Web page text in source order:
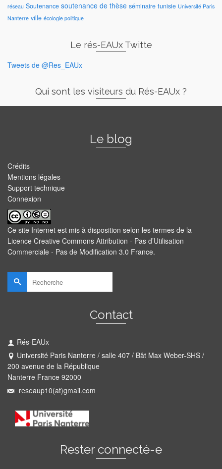
réseau Soutenance soutenance de thèse séminaire tunisie Université Paris
Nanterre ville écologie politique
Le rés-EAUx Twitte
Tweets de @Res_EAUx
Qui sont les visiteurs du Rés-EAUx ?
Le blog
Crédits
Mentions légales
Support technique
Connexion
Ce site Internet est mis à disposition selon les termes de la
Licence Creative Commons Attribution - Pas d’Utilisation
Commerciale - Pas de Modification 3.0 France.
Rechercher :
Contact
Rés-EAUx
Université Paris Nanterre / salle 407 / Bât Max Weber-SHS /
200 avenue de la République
Nanterre France 92000
reseaup10(at)gmail.com
Rester connecté-e